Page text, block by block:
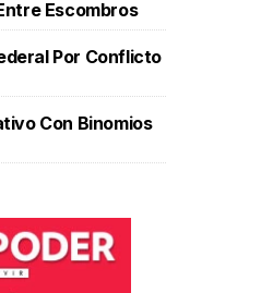
Escombros
Por Conflicto
Con Binomios